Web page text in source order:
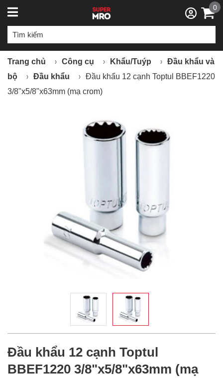
0
Trang chủ Công cụ Khẩu/Tuýp
Đầu khẩu và
bộ
Đầu khẩu
Đầu khẩu 12 cạnh Toptul BBEF1220
3/8"x5/8"x63mm (mạ crom)
Đầu khẩu 12 cạnh Toptul
BBEF1220 3/8"x5/8"x63mm (mạ